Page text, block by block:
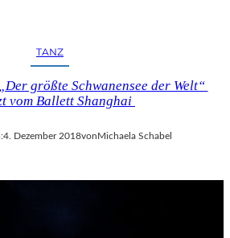
TANZ
größte Schwanensee der Welt“
vom Ballett Shanghai
4. Dezember 2018von Michaela Schabel